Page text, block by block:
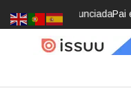
Pai e filho